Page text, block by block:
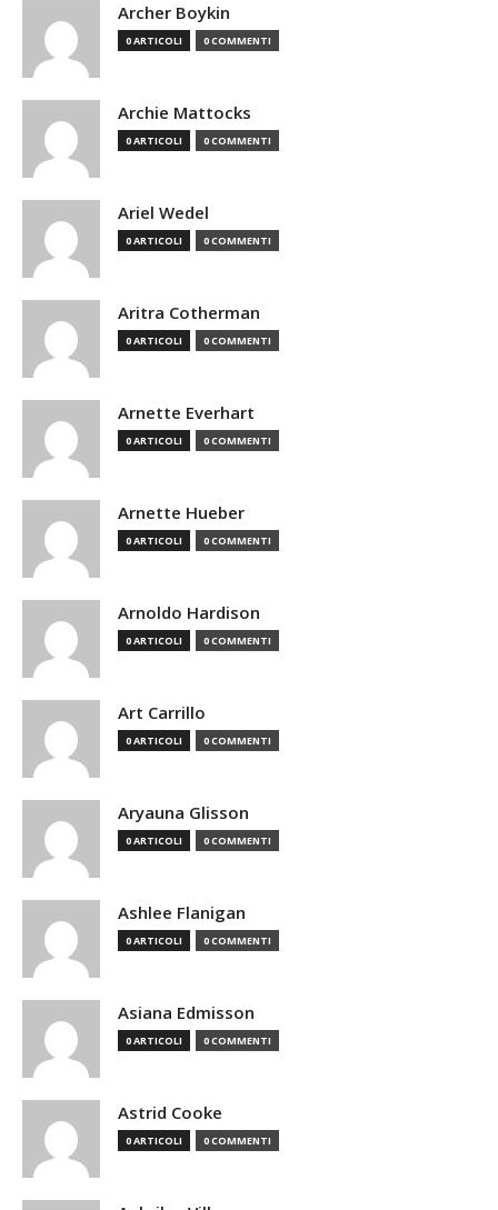
Archer Boykin
0 ARTICOLI 0 COMMENTI
Archie Mattocks
0 ARTICOLI 0 COMMENTI
Ariel Wedel
0 ARTICOLI 0 COMMENTI
Aritra Cotherman
0 ARTICOLI 0 COMMENTI
Arnette Everhart
0 ARTICOLI 0 COMMENTI
Arnette Hueber
0 ARTICOLI 0 COMMENTI
Arnoldo Hardison
0 ARTICOLI 0 COMMENTI
Art Carrillo
0 ARTICOLI 0 COMMENTI
Aryauna Glisson
0 ARTICOLI 0 COMMENTI
Ashlee Flanigan
0 ARTICOLI 0 COMMENTI
Asiana Edmisson
0 ARTICOLI 0 COMMENTI
Astrid Cooke
0 ARTICOLI 0 COMMENTI